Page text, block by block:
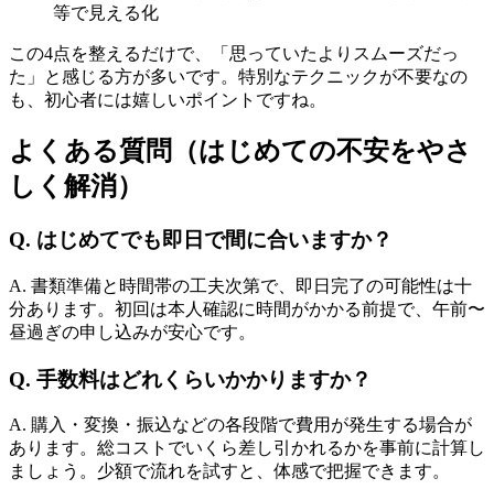
等で見える化
この4点を整えるだけで、「思っていたよりスムーズだっ
た」と感じる方が多いです。特別なテクニックが不要なの
も、初心者には嬉しいポイントですね。
よくある質問（はじめての不安をやさ
しく解消）
Q. はじめてでも即日で間に合いますか？
A. 書類準備と時間帯の工夫次第で、即日完了の可能性は十
分あります。初回は本人確認に時間がかかる前提で、午前〜
昼過ぎの申し込みが安心です。
Q. 手数料はどれくらいかかりますか？
A. 購入・変換・振込などの各段階で費用が発生する場合が
あります。総コストでいくら差し引かれるかを事前に計算し
ましょう。少額で流れを試すと、体感で把握できます。